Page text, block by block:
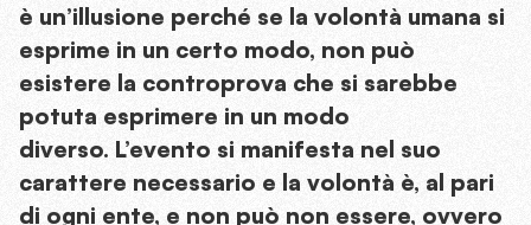
è un’illusione perché se la volontà umana si
esprime in un certo modo, non può
esistere la controprova che si sarebbe
potuta esprimere in un modo
diverso. L’evento si manifesta nel suo
carattere necessario e la volontà è, al pari
di ogni ente, e non può non essere, ovvero